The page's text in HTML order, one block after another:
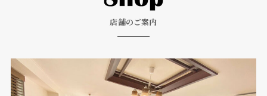
店舗のご案内